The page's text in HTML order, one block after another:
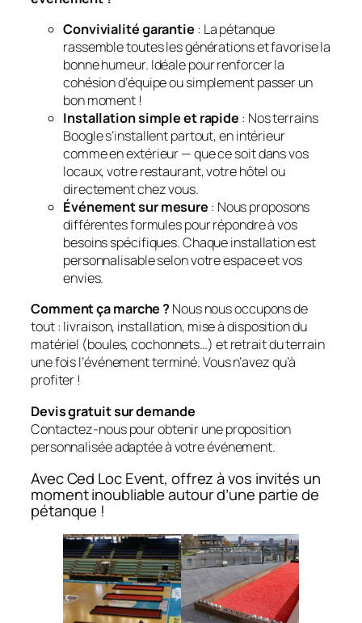
Convivialité garantie : La pétanque
rassemble toutes les générations et favorise la
bonne humeur. Idéale pour renforcer la
cohésion d’équipe ou simplement passer un
bon moment !
Installation simple et rapide : Nos terrains
Boogle s’installent partout, en intérieur
comme en extérieur — que ce soit dans vos
locaux, votre restaurant, votre hôtel ou
directement chez vous.
Événement sur mesure : Nous proposons
différentes formules pour répondre à vos
besoins spécifiques. Chaque installation est
personnalisable selon votre espace et vos
envies.
Comment ça marche ?Nous nous occupons de
tout : livraison, installation, mise à disposition du
matériel (boules, cochonnets…) et retrait du terrain
une fois l’événement terminé. Vous n’avez qu’à
profiter !
Devis gratuit sur demande
Contactez-nous pour obtenir une proposition
personnalisée adaptée à votre événement.
Avec Ced Loc Event, offrez à vos invités un
moment inoubliable autour d’une partie de
pétanque !